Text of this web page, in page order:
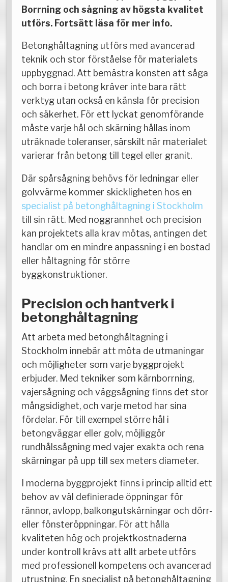
Borrning och sågning av högsta kvalitet
utförs. Fortsätt läsa för mer info.
Betonghåltagning utförs med avancerad
teknik och stor förståelse för materialets
uppbyggnad. Att bemästra konsten att såga
och borra i betong kräver inte bara rätt
verktyg utan också en känsla för precision
och säkerhet. För ett lyckat genomförande
måste varje hål och skärning hållas inom
uträknade toleranser, särskilt när materialet
varierar från betong till tegel eller granit.
Där spårsågning behövs för ledningar eller
golvvärme kommer skickligheten hos en
specialist på betonghåltagning i Stockholm
till sin rätt. Med noggrannhet och precision
kan projektets alla krav mötas, antingen det
handlar om en mindre anpassning i en bostad
eller håltagning för större
byggkonstruktioner.
Precision och hantverk i
betonghåltagning
Att arbeta med betonghåltagning i
Stockholm innebär att möta de utmaningar
och möjligheter som varje byggprojekt
erbjuder. Med tekniker som kärnborrning,
vajersågning och väggsågning finns det stor
mångsidighet, och varje metod har sina
fördelar. För till exempel större hål i
betongväggar eller golv, möjliggör
rundhålssågning med vajer exakta och rena
skärningar på upp till sex meters diameter.
I moderna byggprojekt finns i princip alltid ett
behov av väl definierade öppningar för
rännor, avlopp, balkongutskärningar och dörr-
eller fönsteröppningar. För att hålla
kvaliteten hög och projektkostnaderna
under kontroll krävs att allt arbete utförs
med professionell kompetens och avancerad
utrustning. En specialist på betonghåltagning